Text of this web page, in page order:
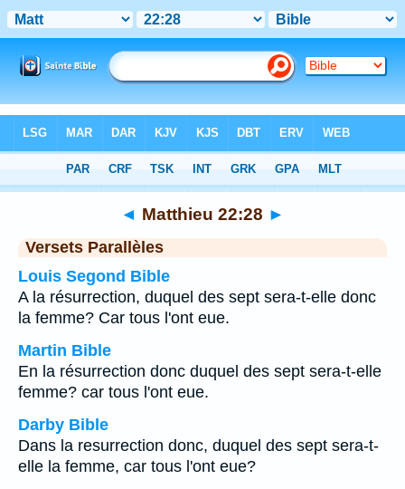
Chapitre 22> Verset 28
◄ Matthieu 22:28 ►
Versets Parallèles
Louis Segond Bible
A la résurrection, duquel des sept sera-t-elle donc
la femme? Car tous l'ont eue.
Martin Bible
En la résurrection donc duquel des sept sera-t-elle
femme? car tous l'ont eue.
Darby Bible
Dans la resurrection donc, duquel des sept sera-t-
elle la femme, car tous l'ont eue?